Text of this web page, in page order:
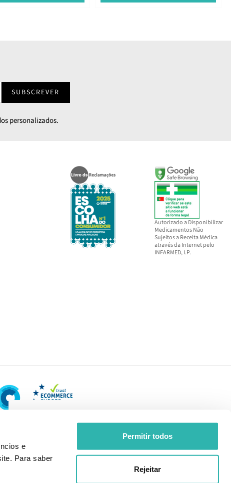
e
Para saber
Permitir todos
Rejeitar
SUBSCREVER
personalizados.
Autorizado a Disponibilizar
Medicamentos Não
Sujeitos a Receita Médica
através da Internet pelo
INFARMED, I.P.